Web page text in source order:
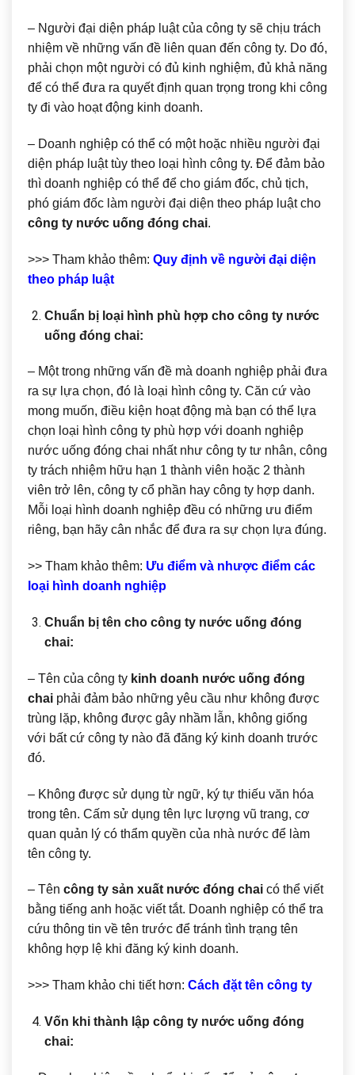
– Người đại diện pháp luật của công ty sẽ chịu trách
nhiệm về những vấn đề liên quan đến công ty. Do đó,
phải chọn một người có đủ kinh nghiệm, đủ khả năng
để có thể đưa ra quyết định quan trọng trong khi công
ty đi vào hoạt động kinh doanh.
– Doanh nghiệp có thể có một hoặc nhiều người đại
diện pháp luật tùy theo loại hình công ty. Để đảm bảo
thì doanh nghiệp có thể để cho giám đốc, chủ tịch,
phó giám đốc làm người đại diện theo pháp luật cho
công ty nước uống đóng chai.
>>> Tham khảo thêm: Quy định về người đại diện
theo pháp luật
Chuẩn bị loại hình phù hợp cho công ty nước
uống đóng chai:
– Một trong những vấn đề mà doanh nghiệp phải đưa
ra sự lựa chọn, đó là loại hình công ty. Căn cứ vào
mong muốn, điều kiện hoạt động mà bạn có thể lựa
chọn loại hình công ty phù hợp với doanh nghiệp
nước uống đóng chai nhất như công ty tư nhân, công
ty trách nhiệm hữu hạn 1 thành viên hoặc 2 thành
viên trở lên, công ty cổ phần hay công ty hợp danh.
Mỗi loại hình doanh nghiệp đều có những ưu điểm
riêng, bạn hãy cân nhắc để đưa ra sự chọn lựa đúng.
>> Tham khảo thêm: Ưu điểm và nhược điểm các
loại hình doanh nghiệp
Chuẩn bị tên cho công ty nước uống đóng
chai:
– Tên của công ty kinh doanh nước uống đóng
chai phải đảm bảo những yêu cầu như không được
trùng lặp, không được gây nhầm lẫn, không giống
với bất cứ công ty nào đã đăng ký kinh doanh trước
đó.
– Không được sử dụng từ ngữ, ký tự thiếu văn hóa
trong tên. Cấm sử dụng tên lực lượng vũ trang, cơ
quan quản lý có thẩm quyền của nhà nước để làm
tên công ty.
– Tên công ty sản xuất nước đóng chai có thể viết
bằng tiếng anh hoặc viết tắt. Doanh nghiệp có thể tra
cứu thông tin về tên trước để tránh tình trạng tên
không hợp lệ khi đăng ký kinh doanh.
>>> Tham khảo chi tiết hơn: Cách đặt tên công ty
Vốn khi thành lập công ty nước uống đóng
chai: